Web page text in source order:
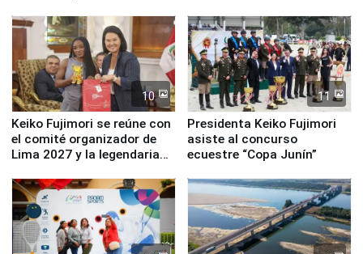
10
Keiko Fujimori se reúne con
el comité organizador de
Lima 2027 y la legendaria
11
Presidenta Keiko Fujimori
asiste al concurso
ecuestre “Copa Junín”